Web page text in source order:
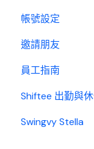
薪資管理員
訂閱相關
費用及付款
帳號設定
管理設定
邀請朋友
邀請制度
員工指南
開始使用
基本設置
Shiftee 出勤與
Swingvy x
Swingvy Stella